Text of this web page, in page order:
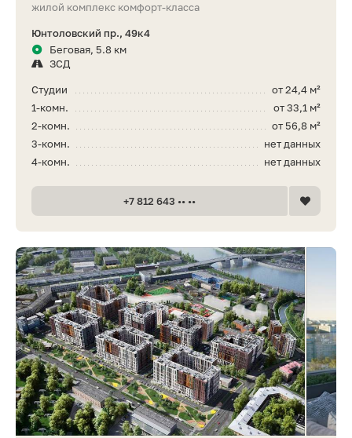
жилой комплекс комфорт-класса
Юнтоловский пр., 49к4
Беговая, 5.8 км
ЗСД
от 24,4 м²
Студии
от 33,1 м²
1-комн.
от 56,8 м²
2-комн.
нет данных
3-комн.
нет данных
4-комн.
+7 812 643 •• ••